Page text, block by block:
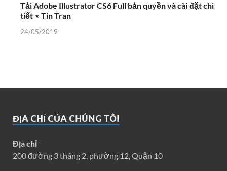
Tải Adobe Illustrator CS6 Full bản quyền và cài đặt chi
tiết ⋆ Tin Tran
24/05/2019
ĐỊA CHỈ CỦA CHÚNG TÔI
Địa chỉ
200 đường 3 tháng 2, phường 12, Quận 10